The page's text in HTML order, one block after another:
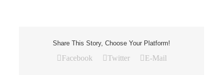
Share This Story, Choose Your Platform!
Facebook Twitter E-Mail